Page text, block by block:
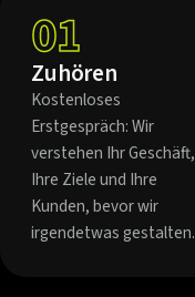
01
Zuhören
Kostenloses
Erstgespräch: Wir
verstehen Ihr Geschäft,
Ihre Ziele und Ihre
Kunden, bevor wir
irgendetwas gestalten.